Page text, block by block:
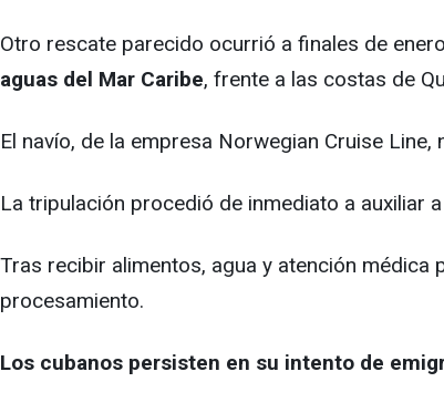
Otro rescate parecido ocurrió a finales de
aguas del Mar Caribe, frente a las costas de
El navío, de la empresa Norwegian Cruise
La tripulación procedió de inmediato a auxiliar
Tras recibir alimentos, agua y atención
procesamiento.
Los cubanos persisten en su intento de